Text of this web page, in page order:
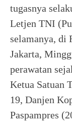
tugasnya
Letjen TNI
selamanya, di
Jakarta,
perawatan
Ketua Satuan
19, Danjen
Paspampres